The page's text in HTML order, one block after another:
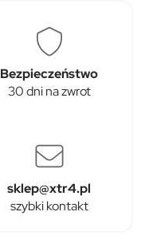
Bezpieczeństwo
30 dni na zwrot
sklep@xtr4.pl
szybki kontakt